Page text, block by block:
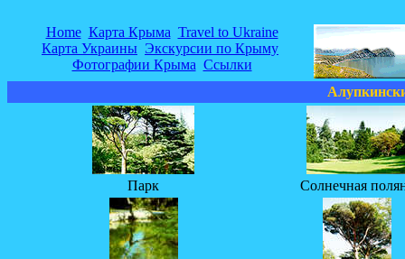
Home Карта Крыма Travel to Ukraine
Карта Украины Экскурсии по Крыму
Фотографии Крыма Ссылки
Парк Солнечная